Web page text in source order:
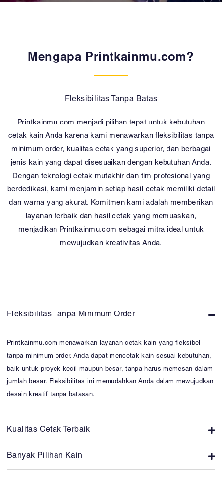
Mengapa Printkainmu.com?
Fleksibilitas Tanpa Batas
Printkainmu.com menjadi pilihan tepat untuk kebutuhan
cetak kain Anda karena kami menawarkan fleksibilitas tanpa
minimum order, kualitas cetak yang superior, dan berbagai
jenis kain yang dapat disesuaikan dengan kebutuhan Anda.
Dengan teknologi cetak mutakhir dan tim profesional yang
berdedikasi, kami menjamin setiap hasil cetak memiliki detail
dan warna yang akurat. Komitmen kami adalah memberikan
layanan terbaik dan hasil cetak yang memuaskan,
menjadikan Printkainmu.com sebagai mitra ideal untuk
mewujudkan kreativitas Anda.
Fleksibilitas Tanpa Minimum Order
Printkainmu.com menawarkan layanan cetak kain yang fleksibel
tanpa minimum order. Anda dapat mencetak kain sesuai kebutuhan,
baik untuk proyek kecil maupun besar, tanpa harus memesan dalam
jumlah besar. Fleksibilitas ini memudahkan Anda dalam mewujudkan
desain kreatif tanpa batasan.
Kualitas Cetak Terbaik
Banyak Pilihan Kain